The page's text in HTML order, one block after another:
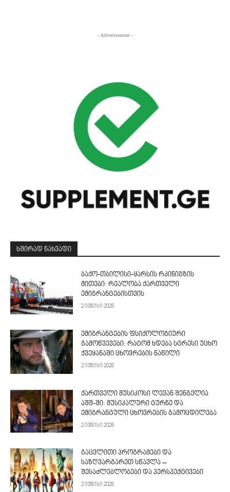
- Advertisement -
ᲮᲨᲘᲠᲐᲓ ᲜᲐᲮᲕᲐᲓᲘ
ბაქო-თბილისი-ყარსის რკინიგზის
მითები: რეალობა ქართველი
ემიგრანტებისთვის
2 ივნისი 2026
ემიგრანტების ფსიქოლოგიური
გამოწვევები: რატომ ხდება სტრესი უცხო
ქვეყანაში ცხოვრების ნაწილი
2 ივნისი 2026
ქართველი მუსიკოსი ლევან შენგელია
აშშ-ში: მუსიკალური ტურნე და
ემიგრანტული ცხოვრების გამოცდილება
2 ივნისი 2026
გაცვლითი პროგრამები და
საზღვარგარეთ სწავლა –
შესაძლებლობები და პერსპექტივები
2 ივნისი 2026